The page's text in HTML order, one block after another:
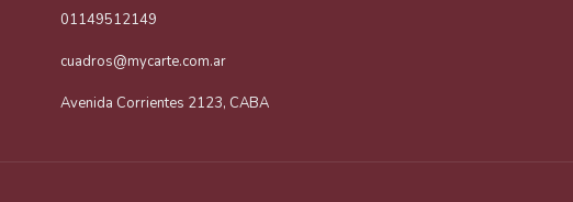
01149512149
cuadros@mycarte.com.ar
Avenida Corrientes 2123, CABA